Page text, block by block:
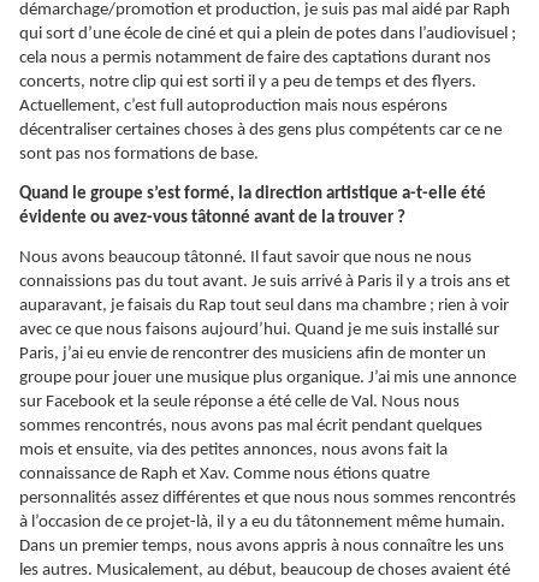
démarchage/promotion et production, je suis pas mal aidé par Raph
qui sort d’une école de ciné et qui a plein de potes dans l’audiovisuel ;
cela nous a permis notamment de faire des captations durant nos
concerts, notre clip qui est sorti il y a peu de temps et des flyers.
Actuellement, c’est full autoproduction mais nous espérons
décentraliser certaines choses à des gens plus compétents car ce ne
sont pas nos formations de base.
Quand le groupe s’est formé, la direction artistique a-t-elle été
évidente ou avez-vous tâtonné avant de la trouver ?
Nous avons beaucoup tâtonné. Il faut savoir que nous ne nous
connaissions pas du tout avant. Je suis arrivé à Paris il y a trois ans et
auparavant, je faisais du Rap tout seul dans ma chambre ; rien à voir
avec ce que nous faisons aujourd’hui. Quand je me suis installé sur
Paris, j’ai eu envie de rencontrer des musiciens afin de monter un
groupe pour jouer une musique plus organique. J’ai mis une annonce
sur Facebook et la seule réponse a été celle de Val. Nous nous
sommes rencontrés, nous avons pas mal écrit pendant quelques
mois et ensuite, via des petites annonces, nous avons fait la
connaissance de Raph et Xav. Comme nous étions quatre
personnalités assez différentes et que nous nous sommes rencontrés
à l’occasion de ce projet-là, il y a eu du tâtonnement même humain.
Dans un premier temps, nous avons appris à nous connaître les uns
les autres. Musicalement, au début, beaucoup de choses avaient été